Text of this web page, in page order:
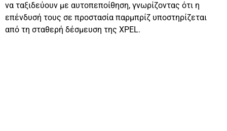
να ταξιδεύουν με αυτοπεποίθηση, γνωρίζοντας ότι η
επένδυσή τους σε προστασία παρμπρίζ υποστηρίζεται
από τη σταθερή δέσμευση της XPEL.